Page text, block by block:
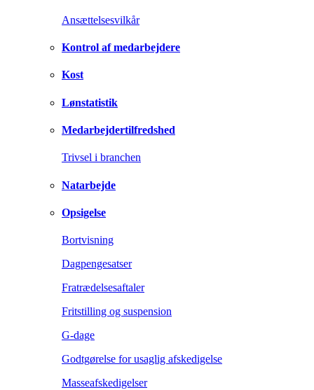
Ansættelsesvilkår
Kontrol af medarbejdere
Kost
Lønstatistik
Medarbejdertilfredshed
Trivsel i branchen
Natarbejde
Opsigelse
Bortvisning
Dagpengesatser
Fratrædelsesaftaler
Fritstilling og suspension
G-dage
Godtgørelse for usaglig afskedigelse
Masseafskedigelser